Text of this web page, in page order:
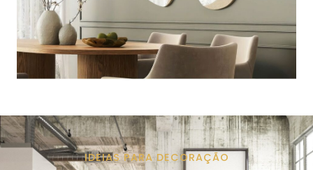
IDEIAS PARA DECORAÇÃO